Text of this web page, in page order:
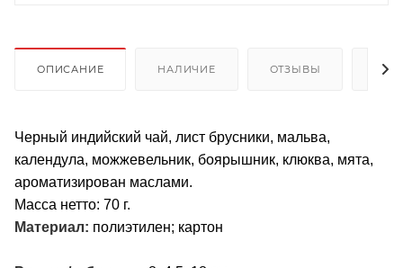
ОПИСАНИЕ НАЛИЧИЕ ОТЗЫВЫ
Черный индийский чай, лист брусники, мальва,
календула, можжевельник, боярышник, клюква, мята,
ароматизирован маслами.
Масса нетто: 70 г.
Материал: полиэтилен; картон